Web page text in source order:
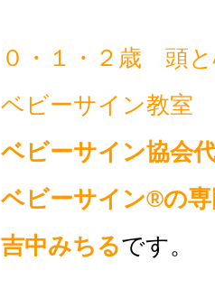
０・１・２歳 頭
ベビーサイン教室
ベビーサイン協会
ベビーサイン®の
吉中みちるです。